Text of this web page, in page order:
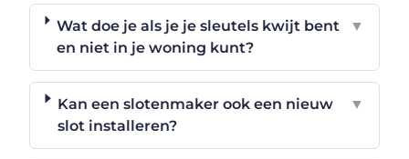
Wat doe je als je je sleutels kwijt bent
en niet in je woning kunt?
▼
Kan een slotenmaker ook een nieuw
slot installeren?
▼